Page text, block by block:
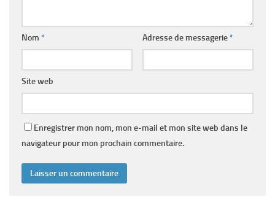
Nom * Adresse de messagerie*
Site web
Enregistrer mon nom, mon e-mail et mon site web dans le
navigateur pour mon prochain commentaire.